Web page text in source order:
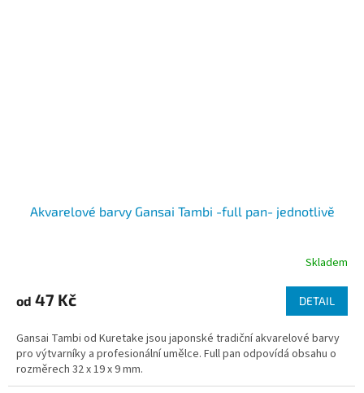
Akvarelové barvy Gansai Tambi -full pan- jednotlivě
Skladem
od 47 Kč DETAIL
Gansai Tambi od Kuretake jsou japonské tradiční akvarelové barvy
pro výtvarníky a profesionální umělce. Full pan odpovídá obsahu o
rozměrech 32 x 19 x 9 mm.